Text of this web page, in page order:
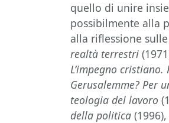
quello di unire
possibilmente alla
alla riflessione
realtà terrestri
L’impegno
Gerusalemme? Per
teologia del lavoro
della politica (1996),